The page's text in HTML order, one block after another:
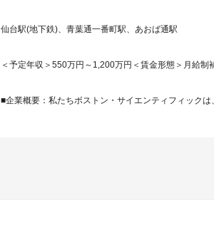
仙台駅(地下鉄)、青葉通一番町駅、あおば通駅
＜予定年収＞550万円～1,200万円＜賃金形態＞月給
■企業概要：私たちボストン・サイエンティフィック